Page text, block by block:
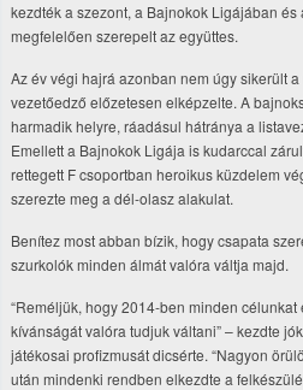
kezdték a szezont, a Bajnokok Ligájában
megfelelően szerepelt az együttes.
Az év végi hajrá azonban nem úgy sikerült
vezetőedző előzetesen elképzelte. A
harmadik helyre, ráadásul hátránya a
Emellett a Bajnokok Ligája is kudarccal
rettegett F csoportban heroikus küzdelem
szerezte meg a dél-olasz alakulat.
Benítez most abban bízik, hogy csapata
szurkolók minden álmát valóra váltja majd.
“Reméljük, hogy 2014-ben minden
kívánságát valóra tudjuk váltani” – kezdte
játékosai profizmusát dicsérte. “Nagyon
után mindenki rendben elkezdte a